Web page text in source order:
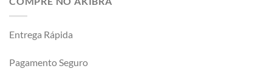
Entrega Rápida
Pagamento Seguro